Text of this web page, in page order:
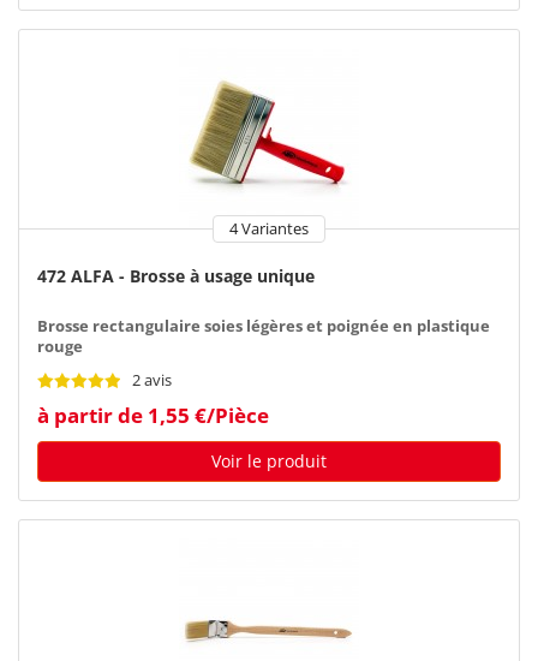
4 Variantes
472 ALFA - Brosse à usage unique
Brosse rectangulaire soies légères et poignée en plastique
rouge
2 avis
à partir de 1,55 €/Pièce
Voir le produit